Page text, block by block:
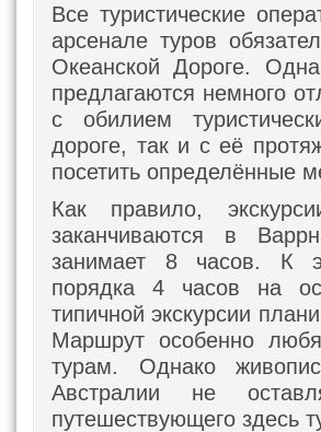
Все туристические
арсенале туров
Океанской Дороге.
предлагаются немного
с обилием
дороге, так и с её
посетить определённые
Как правило,
заканчиваются в
занимает 8 часов. К
порядка 4 часов на
типичной экскурсии
Маршрут особенно
турам. Однако
Австралии не
путешествующего здесь